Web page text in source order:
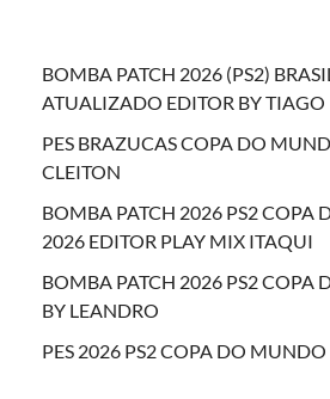
BOMBA PATCH 2026 (PS2)
ATUALIZADO EDITOR BY TIAGO
PES BRAZUCAS COPA DO
CLEITON
BOMBA PATCH 2026 PS2 COPA
2026 EDITOR PLAY MIX ITAQUI
BOMBA PATCH 2026 PS2 COPA
BY LEANDRO
PES 2026 PS2 COPA DO MUNDO